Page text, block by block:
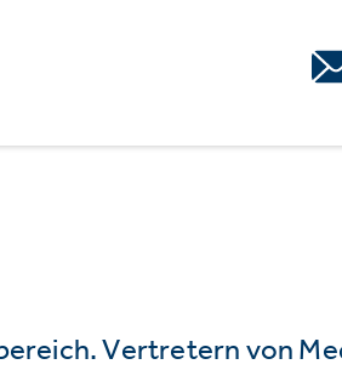
Vertretern von